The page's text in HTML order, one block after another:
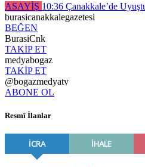
ASAYİŞ 10:36 Çanakkale’de
burasicanakkalegazetesi
BEĞEN
BurasiCnk
TAKİP ET
medyabogaz
TAKİP ET
@bogazmedyatv
ABONE OL
Resmî İlanlar